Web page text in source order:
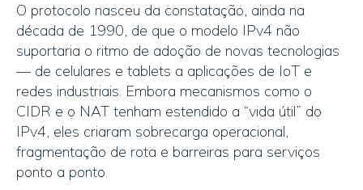
O protocolo nasceu da constatação, ainda na
década de 1990, de que o modelo IPv4 não
suportaria o ritmo de adoção de novas tecnologias
— de celulares e tablets a aplicações de IoT e
redes industriais. Embora mecanismos como o
CIDR e o NAT tenham estendido a “vida útil” do
IPv4, eles criaram sobrecarga operacional,
fragmentação de rota e barreiras para serviços
ponto a ponto.